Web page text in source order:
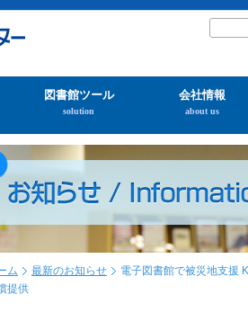
図書館ツール
solution
会社情報
about us
ム 最新のお知らせ
電子図書館で被災地支援
提供